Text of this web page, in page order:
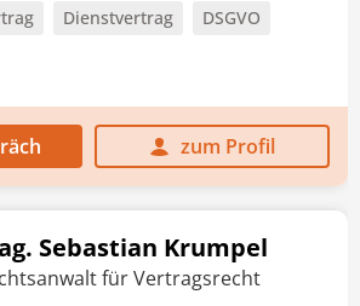
Dienstvertrag
DSGVO
zum Profil
Sebastian Krumpel
für Vertragsrecht